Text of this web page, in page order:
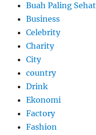
Buah Paling Sehat
Business
Celebrity
Charity
City
country
Drink
Ekonomi
Factory
Fashion